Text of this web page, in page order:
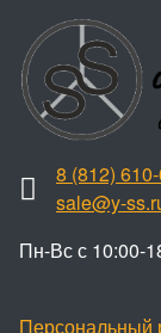
8 (812)
sale@y-
Пн-Вс с 10:00-
Персональный